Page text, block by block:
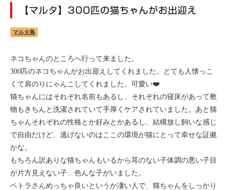
カナダ
カンボジア
スリランカ
タイ
【マルタ】300匹の猫ちゃんがお出迎え
マルタ島
ネコちゃんのところへ行って来ました。
300匹のネコちゃんがお出迎えしてくれました。とても人懐っこ
くて肩のりにゃんこしてくれました。可愛い❤️
猫ちゃんにはそれぞれ名前もあるし、それぞれの寝床があって敷
物もきちんと洗濯されていて手厚くケアされていました。あと猫
ちゃんそれぞれの性格とか好みとかあるし、結構放し飼いな感じ
で自由だけど、逃げないのはここの環境が猫にとって幸せな証拠
かな。
もちろん訳ありな猫ちゃんもいるから耳のない子体調の悪い子目
が片方見えない子…色んな子がいました。
ペトラさんめっちゃ良いというか凄い人で、猫ちゃんをしっかり